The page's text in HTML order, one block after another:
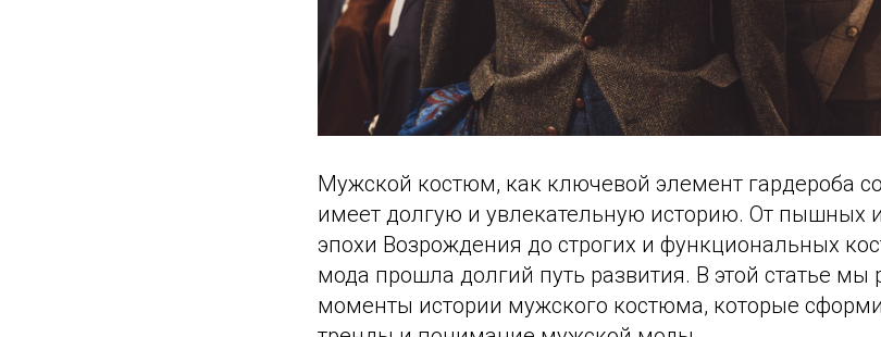
Мужской костюм, как ключевой элемент гардероба
имеет долгую и увлекательную историю. От пышных
эпохи Возрождения до строгих и функциональных
мода прошла долгий путь развития. В этой статье
моменты истории мужского костюма, которые